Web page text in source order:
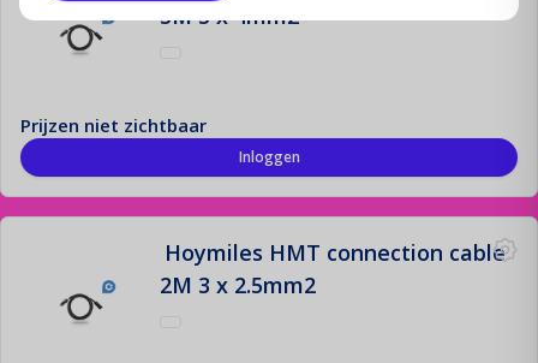
3M 3 x 4mm2
Prijzen niet zichtbaar
Inloggen
Hoymiles HMT connection cable
2M 3 x 2.5mm2